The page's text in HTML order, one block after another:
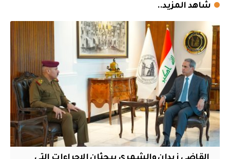
شاهد المزيد..